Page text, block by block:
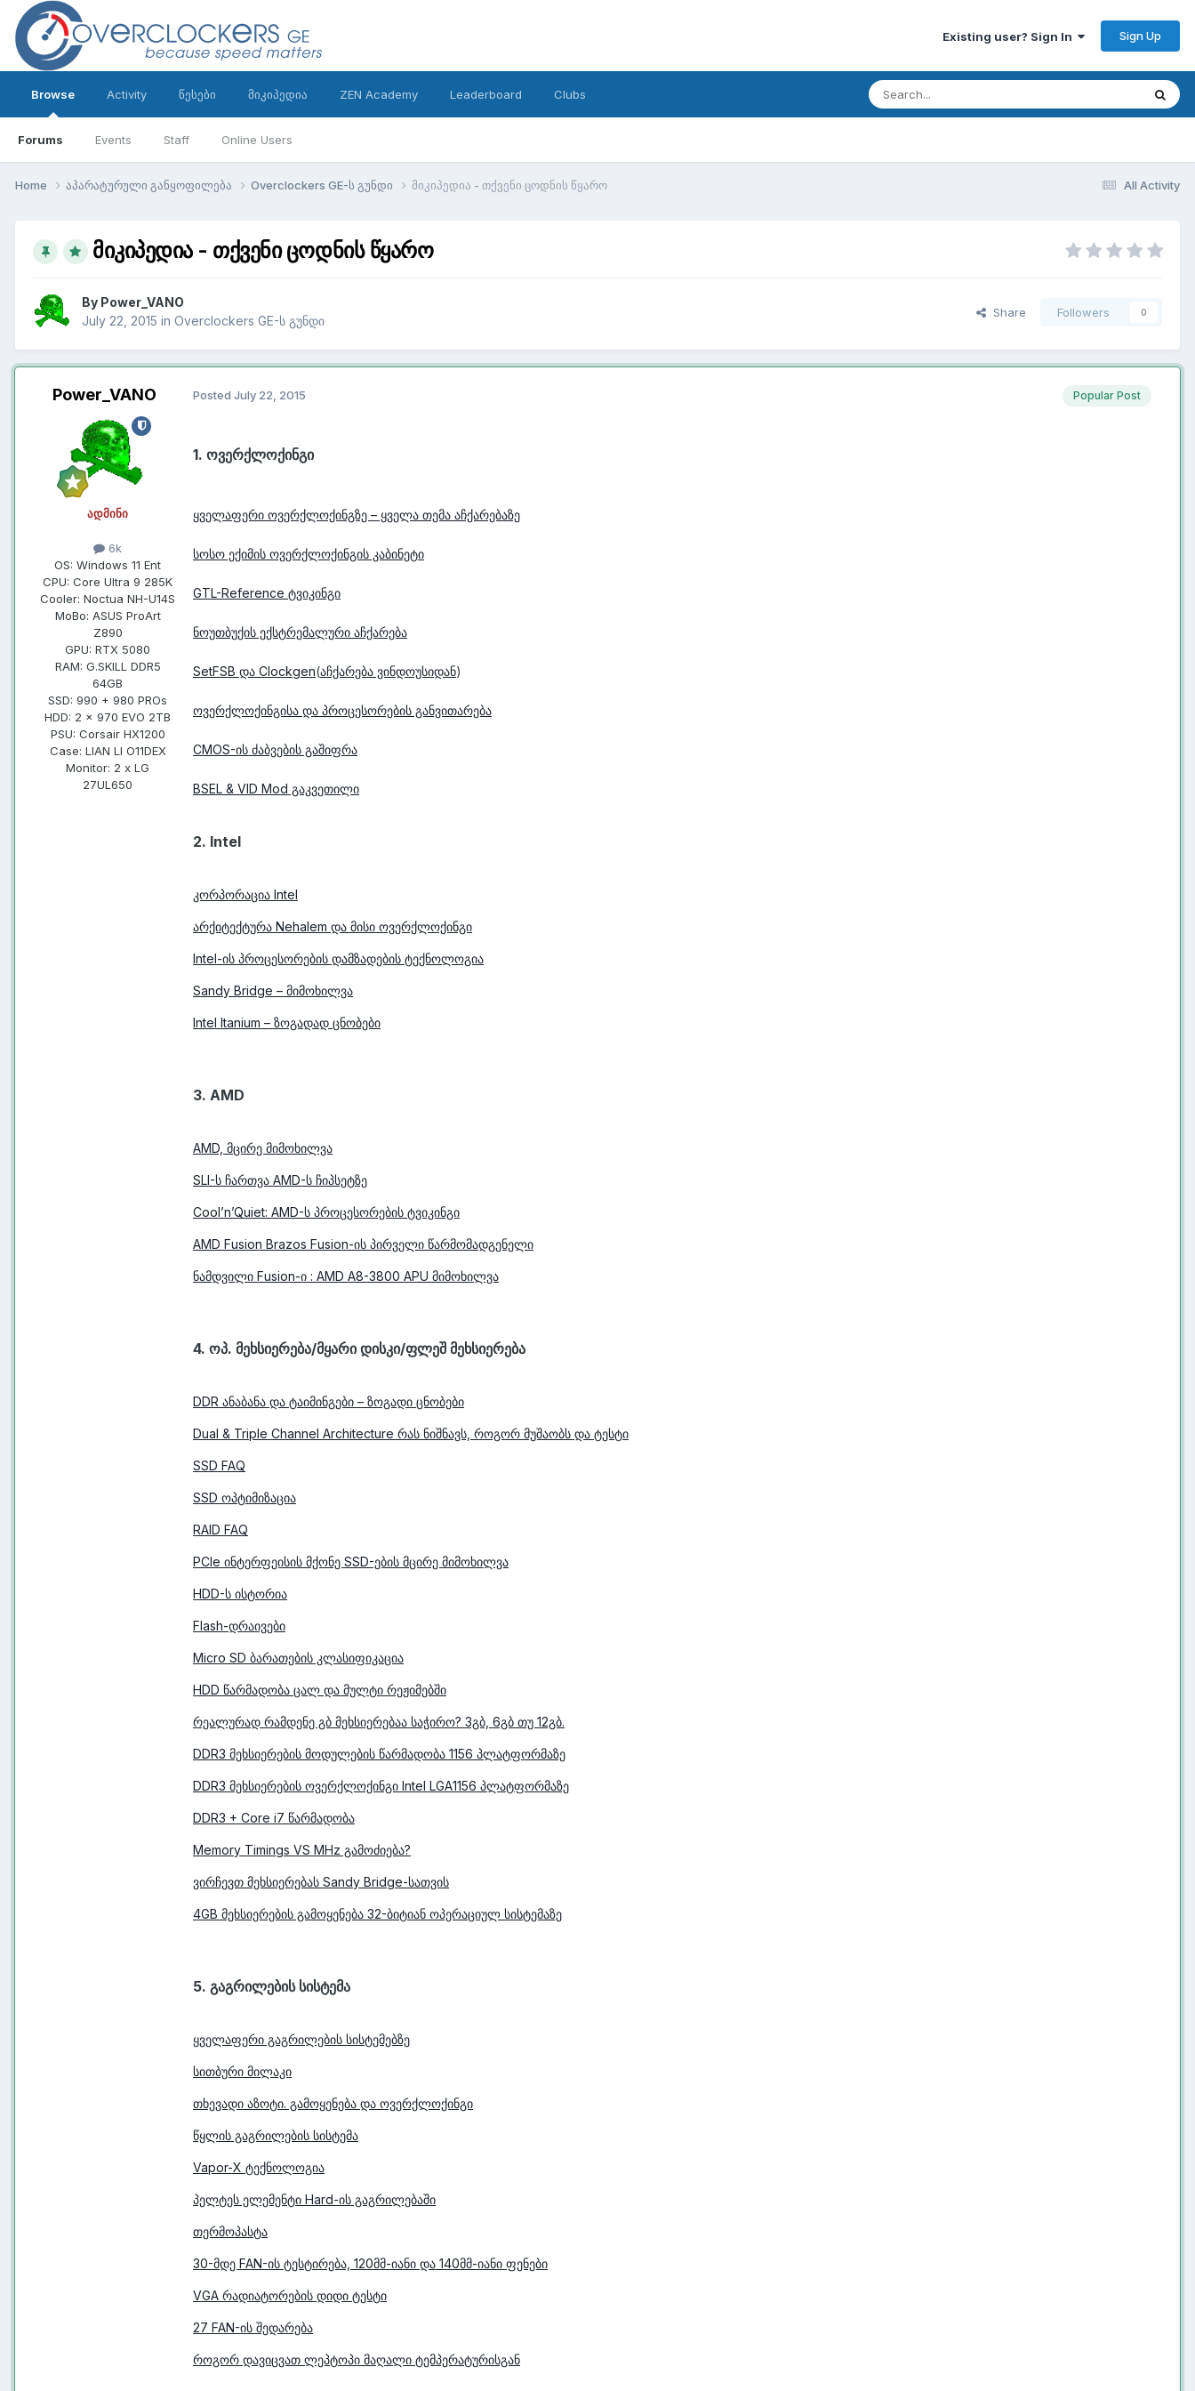
Existing user? Sign In Sign Up
Browse
Forums Events Staff Online Users
Activity წესები მიკიპედია ZEN Academy Leaderboard Clubs
All Activity
Home აპარატურული განყოფილება Overclockers GE-ს გუნდი მიკიპედია - თქვენი ცოდნის წყარო
მიკიპედია - თქვენი ცოდნის წყარო
By Power_VANO
July 22, 2015 in Overclockers GE-ს გუნდი
Share Followers 0
Power_VANO
ადმინი
6k
OS: Windows 11 Ent
CPU: Core Ultra 9 285K
Cooler: Noctua NH-U14S
MoBo: ASUS ProArt
Z890
GPU: RTX 5080
RAM: G.SKILL DDR5
64GB
SSD: 990 + 980 PROs
HDD: 2 x 970 EVO 2TB
PSU: Corsair HX1200
Case: LIAN LI O11DEX
Monitor: 2 x LG
27UL650
Popular Post
Posted July 22, 2015
1. ოვერქლოქინგი
ყველაფერი ოვერქლოქინგზე – ყველა თემა აჩქარებაზე
სოსო ექიმის ოვერქლოქინგის კაბინეტი
GTL-Reference ტვიკინგი
ნოუთბუქის ექსტრემალური აჩქარება
SetFSB და Clockgen(აჩქარება ვინდოუსიდან)
ოვერქლოქინგისა და პროცესორების განვითარება
CMOS-ის ძაბვების გაშიფრა
BSEL & VID Mod გაკვეთილი
2. Intel
კორპორაცია Intel
არქიტექტურა Nehalem და მისი ოვერქლოქინგი
Intel-ის პროცესორების დამზადების ტექნოლოგია
Sandy Bridge – მიმოხილვა
Intel Itanium – ზოგადად ცნობები
3. AMD
AMD, მცირე მიმოხილვა
SLI-ს ჩართვა AMD-ს ჩიპსეტზე
Cool’n’Quiet: AMD-ს პროცესორების ტვიკინგი
AMD Fusion Brazos Fusion-ის პირველი წარმომადგენელი
ნამდვილი Fusion-ი : AMD A8-3800 APU მიმოხილვა
4. ოპ. მეხსიერება/მყარი დისკი/ფლეშ მეხსიერება
DDR ანაბანა და ტაიმინგები – ზოგადი ცნობები
Dual & Triple Channel Architecture რას ნიშნავს, როგორ მუშაობს და ტესტი
SSD FAQ
SSD ოპტიმიზაცია
RAID FAQ
PCIe ინტერფეისის მქონე SSD-ების მცირე მიმოხილვა
HDD-ს ისტორია
Flash-დრაივები
Micro SD ბარათების კლასიფიკაცია
HDD წარმადობა ცალ და მულტი რეჟიმებში
რეალურად რამდენე გბ მეხსიერებაა საჭირო? 3გბ, 6გბ თუ 12გბ.
DDR3 მეხსიერების მოდულების წარმადობა 1156 პლატფორმაზე
DDR3 მეხსიერების ოვერქლოქინგი Intel LGA1156 პლატფორმაზე
DDR3 + Core i7 წარმადობა
Memory Timings VS MHz გამოძიება?
ვირჩევთ მეხსიერებას Sandy Bridge-სათვის
4GB მეხსიერების გამოყენება 32-ბიტიან ოპერაციულ სისტემაზე
5. გაგრილების სისტემა
ყველაფერი გაგრილების სისტემებზე
სითბური მილაკი
თხევადი აზოტი. გამოყენება და ოვერქლოქინგი
წყლის გაგრილების სისტემა
Vapor-X ტექნოლოგია
პელტეს ელემენტი Hard-ის გაგრილებაში
თერმოპასტა
30-მდე FAN-ის ტესტირება, 120მმ-იანი და 140მმ-იანი ფენები
VGA რადიატორების დიდი ტესტი
27 FAN-ის შედარება
როგორ დავიცვათ ლეპტოპი მაღალი ტემპერატურისგან